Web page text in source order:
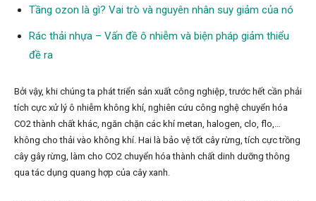
Tầng ozon là gì? Vai trò và nguyên nhân suy giảm của nó
Rác thải nhựa – Vấn đề ô nhiễm và biện pháp giảm thiểu
đề ra
Bởi vậy, khi chúng ta phát triển sản xuất công nghiệp, trước hết cần phải
tích cực xử lý ô nhiễm không khí, nghiên cứu công nghệ chuyển hóa
CO2 thành chất khác, ngăn chặn các khí metan, halogen, clo, flo,…
không cho thải vào không khí. Hai là bảo vệ tốt cây rừng, tích cực trồng
cây gây rừng, làm cho CO2 chuyển hóa thành chất dinh dưỡng thông
qua tác dụng quang hợp của cây xanh.